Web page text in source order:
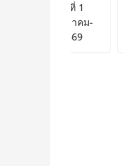
ปีที่ 15 ฉบับที่ 1
(2026): มกราคม-
มิถุนายน 2569